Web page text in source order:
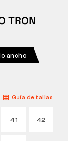
TRON
ancho
Guía de tallas
41 42